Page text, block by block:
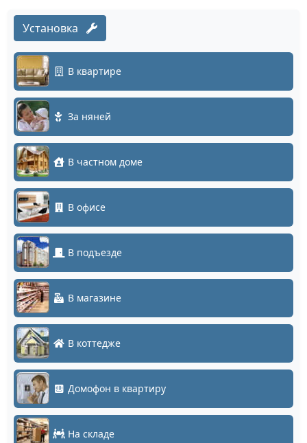
Установка
В квартире
За няней
В частном доме
В офисе
В подъезде
В магазине
В коттедже
Домофон в квартиру
На складе